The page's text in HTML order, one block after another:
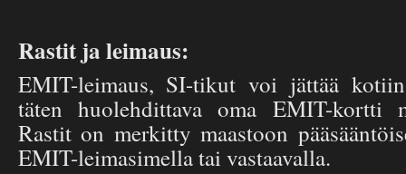
Rastit ja leimaus:
EMIT-leimaus, SI-tikut voi jättää
täten huolehdittava oma EMIT-kortti
Rastit on merkitty maastoon
EMIT-leimasimella tai vastaavalla.